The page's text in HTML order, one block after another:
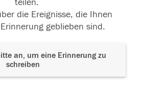
teilen.
die Ereignisse, die Ihnen
geblieben sind.
an, um eine Erinnerung zu
schreiben